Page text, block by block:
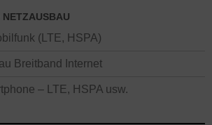
(LTE, HSPA)
Breitband Internet
– LTE, HSPA usw.